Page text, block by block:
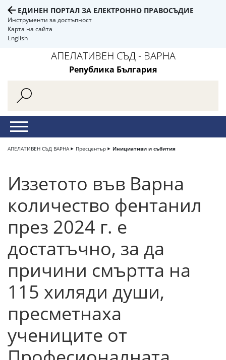
ЕДИНЕН ПОРТАЛ ЗА ЕЛЕКТРОННО ПРАВОСЪДИЕ
Инструменти за достъпност
Карта на сайта
English
АПЕЛАТИВЕН СЪД - ВАРНА
Република България
АПЕЛАТИВЕН СЪД ВАРНА Пресцентър Инициативи и събития
Иззетото във Варна
количество фентанил
през 2024 г. е
достатъчно, за да
причини смъртта на
115 хиляди души,
пресметнаха
учениците от